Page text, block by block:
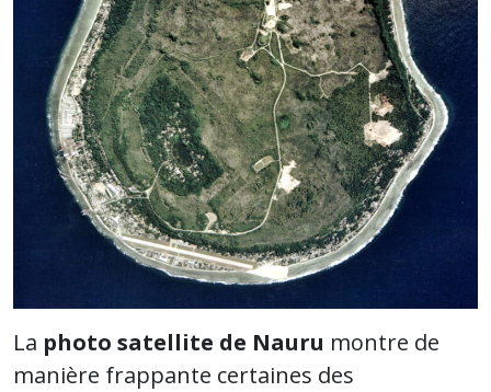
La photo satellite de Nauru montre de
manière frappante certaines des